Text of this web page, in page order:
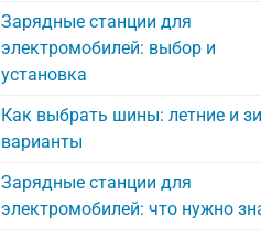
Зарядные станции для
электромобилей: выбор и
установка
Как выбрать шины: летние и
варианты
Зарядные станции для
электромобилей: что нужно